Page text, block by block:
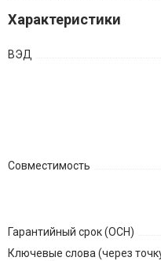
Характеристики
ВЭД
Совместимость
Гарантийный срок (ОСН)
Ключевые слова (через